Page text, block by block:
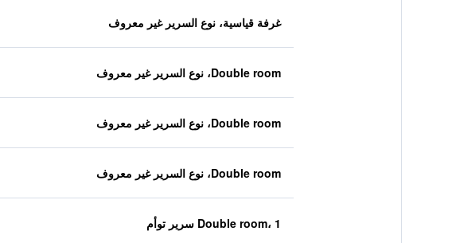
غرفة قياسية، نوع السرير غير معروف
Double room، نوع السرير غير معروف
Double room، نوع السرير غير معروف
Double room، نوع السرير غير معروف
Double room، 1 سرير توأم